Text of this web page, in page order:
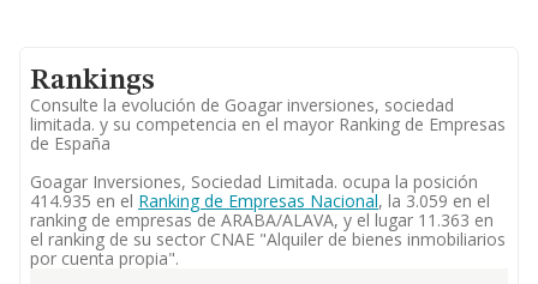
Rankings
Consulte la evolución de Goagar inversiones, sociedad
limitada. y su competencia en el mayor Ranking de Empresas
de España
Goagar Inversiones, Sociedad Limitada. ocupa la posición
414.935 en el Ranking de Empresas Nacional, la 3.059 en el
ranking de empresas de ARABA/ALAVA, y el lugar 11.363 en
el ranking de su sector CNAE "Alquiler de bienes inmobiliarios
por cuenta propia".